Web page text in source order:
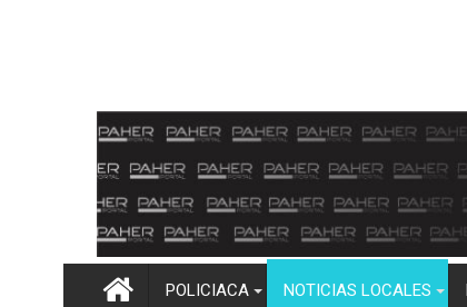
POLICIACA NOTICIAS LOCALES